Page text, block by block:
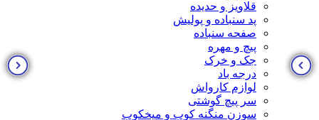
قلاویز و حدیده
پد سنباده و پولیش
صفحه سنباده
پیچ و مهره
جک و خرک
درجه باد
لوازم کارواش
سر پیچ گوشتی
سوزن منگنه کوب و میخکوب